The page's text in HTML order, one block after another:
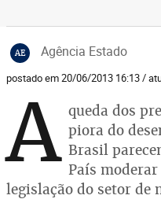
AE Agência Estado
postado em 20/06/2013 16:13 /
A queda dos
piora do
Brasil
País
legislação do setor de